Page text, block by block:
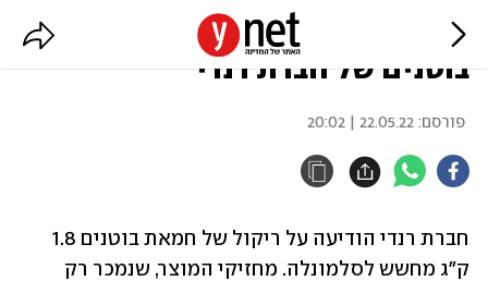
מחשש לסלמונלה: ריקול לחמאת
בוטנים של חברת רנדי
פורסם: 22.05.22 | 20:02